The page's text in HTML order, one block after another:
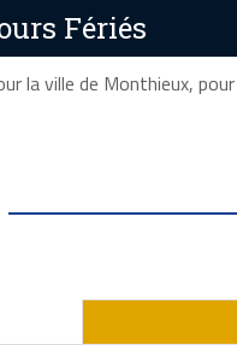
Fériés
la ville de Monthieux,